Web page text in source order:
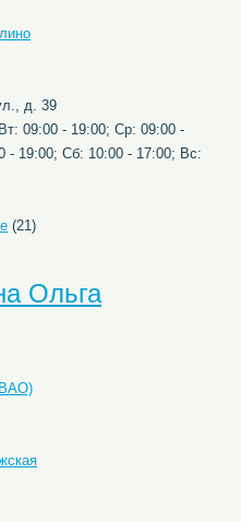
д. 39
09:00 - 19:00; Ср: 09:00 -
- 19:00; Сб: 10:00 - 17:00; Вс:
(21)
Ольга